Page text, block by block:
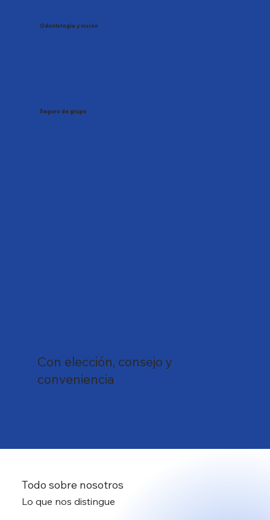
Odontología y visión
Seguro de grupo
Con elección, consejo y
conveniencia
Lo que nos distingue
Todo sobre nosotros